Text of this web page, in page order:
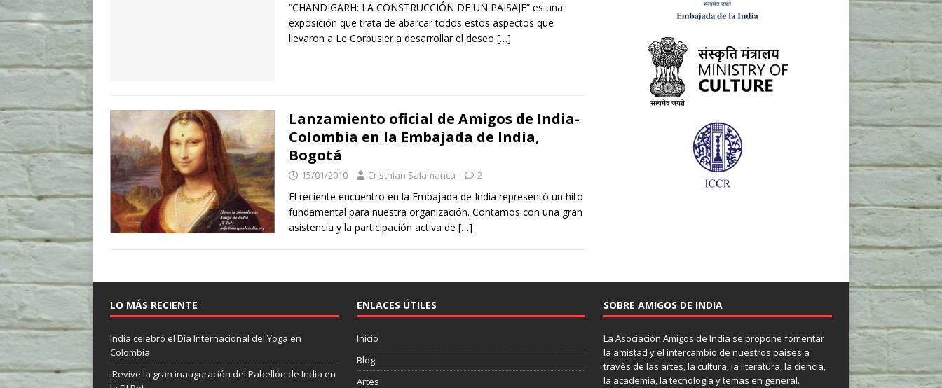
“CHANDIGARH: LA CONSTRUCCIÓN DE UN PAISAJE” es una
exposición que trata de abarcar todos estos aspectos que
llevaron a Le Corbusier a desarrollar el deseo […]
Lanzamiento oficial de Amigos de India-
Colombia en la Embajada de India,
Bogotá
15/01/2010 Cristhian Salamanca 2
El reciente encuentro en la Embajada de India representó un hito
fundamental para nuestra organización. Contamos con una gran
asistencia y la participación activa de […]
LO MÁS RECIENTE
India celebró el Día Internacional del Yoga en
Colombia
¡Revive la gran inauguración del Pabellón de India en
ENLACES ÚTILES
Inicio
Blog
Artes
SOBRE AMIGOS DE INDIA
La Asociación Amigos de India se propone fomentar
la amistad y el intercambio de nuestros países a
través de las artes, la cultura, la literatura, la ciencia,
la academía, la tecnología y temas en general.